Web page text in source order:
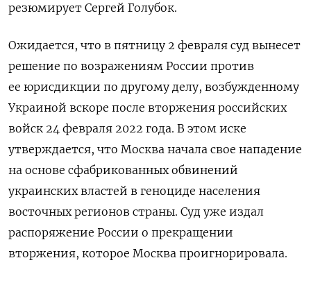
резюмирует Сергей Голубок.
Ожидается, что в пятницу 2 февраля суд вынесет
решение по возражениям России против
ее юрисдикции по другому делу, возбужденному
Украиной вскоре после вторжения российских
войск 24 февраля 2022 года. В этом иске
утверждается, что Москва начала свое нападение
на основе сфабрикованных обвинений
украинских властей в геноциде населения
восточных регионов страны. Суд уже издал
распоряжение России о прекращении
вторжения, которое Москва проигнорировала.